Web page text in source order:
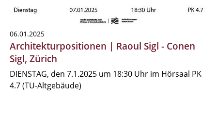
06.01.2025
Architekturpositionen | Raoul Sigl - Conen
Sigl, Zürich
DIENSTAG, den 7.1.2025 um 18:30 Uhr im Hörsaal PK
4.7 (TU-Altgebäude)